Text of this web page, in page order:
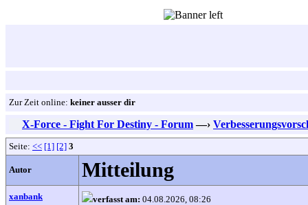
Zur Zeit online: keiner ausser dir
X-Force - Fight For Destiny - Forum —›
Seite: << [1] [2] 3
Autor Mitteilung
xanbank verfasst am: 04.08.2026, 08:26